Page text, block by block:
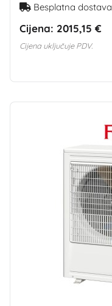
Besplatna dostava
Cijena: 2015,15 €
Cijena uključuje PDV.